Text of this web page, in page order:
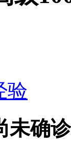
验
未确